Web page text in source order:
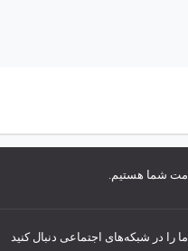
ربات با ترکیب
ما را در شبکه‌های اجتماعی دنبال کنید